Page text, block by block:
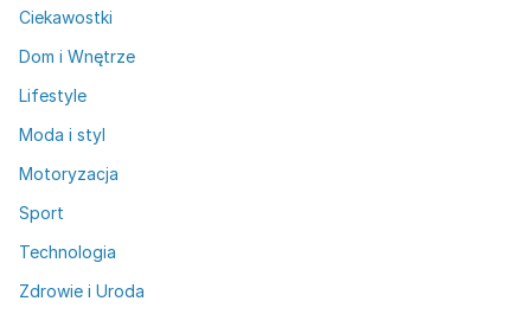
Ciekawostki
Dom i Wnętrze
Lifestyle
Moda i styl
Motoryzacja
Sport
Technologia
Zdrowie i Uroda